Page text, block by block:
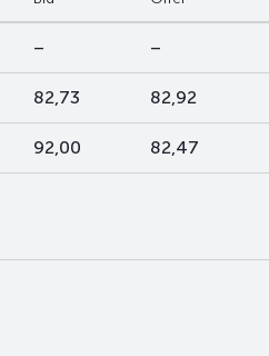
– –
82,73 82,92
92,00 82,47